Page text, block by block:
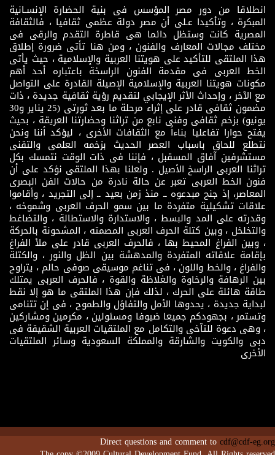
انطلاقا من دور مصر المؤسس فى بنية الحضارة الإنسـانية
المبكرة ، وتأكيدا عـلى أن مصر دولة عظمى ثقافيا ، فالثقافة
المصرية كانت وستظل دائما هى قاطرة التقدم والرقى فى
مختلف مجالات المعارف والفنون ، ومن هنا تأتى ضرورة إطلاق
هذا الملتقى للتأكيد على هويتنا العربية والإسلامية ، حيث يأتى
الخط العربى فى مقدمة الفنون الراسخة باعتباره أحد أهم
مكونات هويتنا العربية والإسلامية الإصيلة القادرة على التواصل
مع الآخر ، وإحداث الأثر الإيجابي لتقديم رؤية ثقافية جديدة ، ذات
مضمون ثقافى قادر على إثراء مرحلة ما بعد ثورتى (25 يناير و30
يونيو) بزخم ثقافى وفنى نابع من تراثنا وحضارتنا العريقة ، بحيث
يفتح حوارا تفاعليا بناءاً مع الثقافات الأخرى ، ليؤكد أننا ونحن
نتطلع للحاق باسباب العصر الحديث بزخمه العلمى والتقنى
مستشرفين آفاق المسقبل ، فإننا فى ذات الوقت نتمسك بكل
تراثنا العربى الراسخ الأصيل . ولعلنا بهذا الملتقى نؤكد على أن
فنون الخط العربى تعبر عن حالة نادرة من حالات الفن البصرى
المعاصر، إذ جنح مبدعوه ــ منذ زمن بعيد ــ إلى التجريد ، وأقاموا
علاقات تشكيلية متفردة ما بين سمو الحرف العربى وشموخه ،
وقدرته على المد والبسط ، والاستدارة والاستطالة ، والتضاغط
والتخلخل ، وبين كتلة الحرف العربى المصمته ، المشحونة بالحركة
، وبين الفراغ المحيط بها ، فالحرف العربى قادر على ملأ الفراغ
بإقامة علاقاته المتفردة والمدهشة بين الظل والنور ، والكتلة
والفراغ ، والخط واللون ، فى تناغم موسيقى صوفى حالم ، يتراوح
بين الرهافة والرخاوة والغلاظة والقوة ، فالحرف العربى يمتلك
طاقة هائلة على الحرك ، لذلك فإن هذا الملتقى ما هو إلا نقط
لبداية جديدة ، يحدوها الأمل والتفاؤل والطموح ، فى إن تتنامى
وتستمر ، بجهودكم جميعا ضيوفا ومسئولين ، مكرمين ومشاركين
، وهى دعوة للتآخى والتكامل مع الملتقيات العربية الشقيقة فى
دبى والكويت والشارقة والمملكة السعودية وسائر الملتقيات
الأخرى
Direct questions and comment tocdf@cdf-eg.org